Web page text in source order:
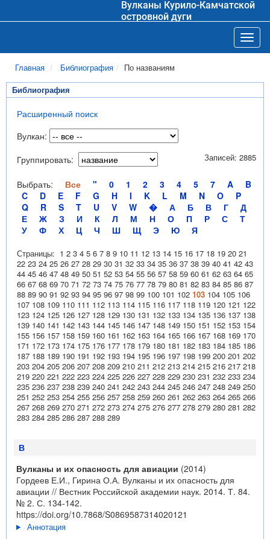
Вулканы Курило-Камчатской
островной дуги
Главная Библиография По названиям
Библиография
Расширенный поиск
Вулкан:
Группировать:
Выбрать: Все " 0 1 2 3 4 5 7 A
B
C
D E F G H I K L M N O
P
Q
R S T U V W � А Б В Г
Д
Е
Ж З И К Л М Н О П Р С
Т
У
Ф Х Ц Ч Ш Щ Э Ю Я
Записей: 2885
Страницы: 1 2 3 4 5 6 7 8 9 10 11 12 13 14 15 16 17 18 19 20 21
22 23 24 25 26 27 28 29 30 31 32 33 34 35 36 37 38 39 40 41 42 43
44 45 46 47 48 49 50 51 52 53 54 55 56 57 58 59 60 61 62 63 64 65
66 67 68 69 70 71 72 73 74 75 76 77 78 79 80 81 82 83 84 85 86 87
88 89 90 91 92 93 94 95 96 97 98 99 100 101 102 103 104 105 106
107 108 109 110 111 112 113 114 115 116 117 118 119 120 121 122
123 124 125 126 127 128 129 130 131 132 133 134 135 136 137 138
139 140 141 142 143 144 145 146 147 148 149 150 151 152 153 154
155 156 157 158 159 160 161 162 163 164 165 166 167 168 169 170
171 172 173 174 175 176 177 178 179 180 181 182 183 184 185 186
187 188 189 190 191 192 193 194 195 196 197 198 199 200 201 202
203 204 205 206 207 208 209 210 211 212 213 214 215 216 217 218
219 220 221 222 223 224 225 226 227 228 229 230 231 232 233 234
235 236 237 238 239 240 241 242 243 244 245 246 247 248 249 250
251 252 253 254 255 256 257 258 259 260 261 262 263 264 265 266
267 268 269 270 271 272 273 274 275 276 277 278 279 280 281 282
283 284 285 286 287 288 289
В
Вулканы и их опасность для авиации (2014)
Гордеев Е.И., Гирина О.А. Вулканы и их опасность для
авиации // Вестник Российской академии наук. 2014. Т. 84.
№ 2. С. 134-142.
https://doi.org/10.7868/S0869587314020121
Аннотация